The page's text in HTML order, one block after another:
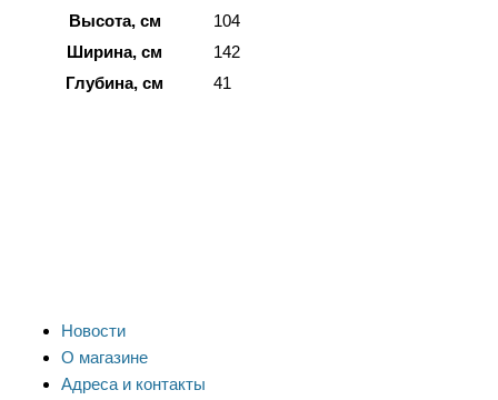
Высота, см
104
Ширина, см
142
Глубина, см
41
Новости
О магазине
Адреса и контакты